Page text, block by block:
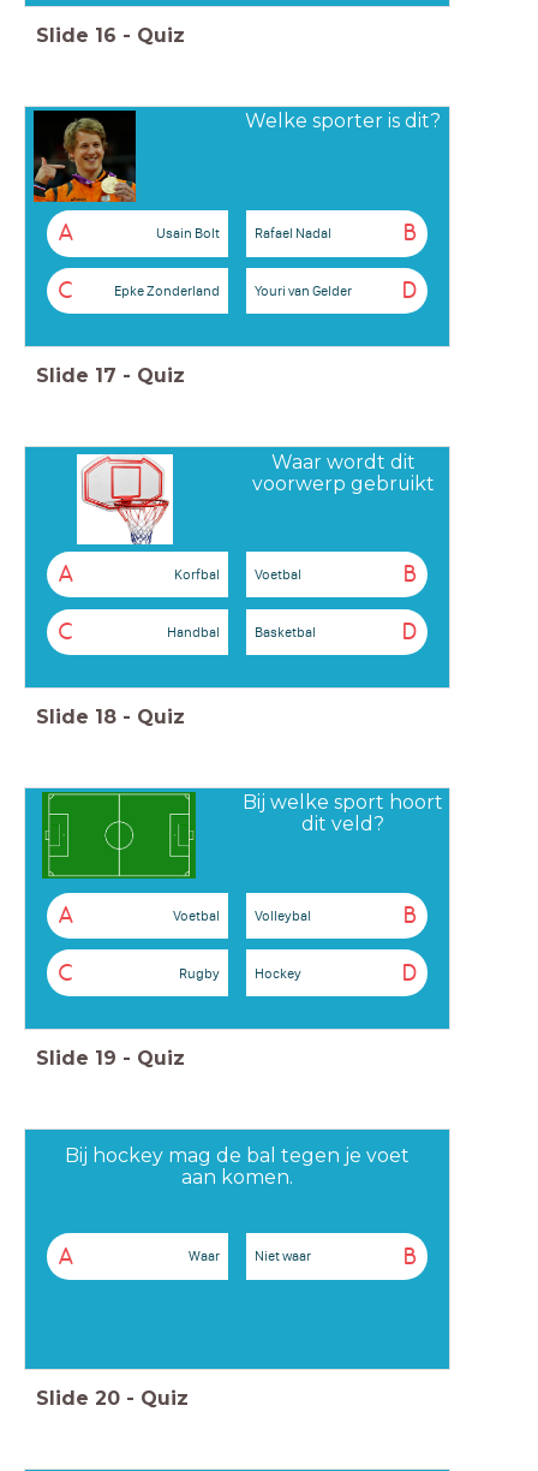
Slide 16 - Quiz
Welke sporter is dit?
A Usain Bolt B
Rafael Nadal
C Epke Zonderland D
Youri van Gelder
Slide 17 - Quiz
Waar wordt dit
voorwerp gebruikt
A Korfbal B
Voetbal
C Handbal D
Basketbal
Slide 18 - Quiz
Bij welke sport hoort
dit veld?
A Voetbal B
Volleybal
C Rugby D
Hockey
Slide 19 - Quiz
Bij hockey mag de bal tegen je voet
aan komen.
A Waar B
Niet waar
Slide 20 - Quiz